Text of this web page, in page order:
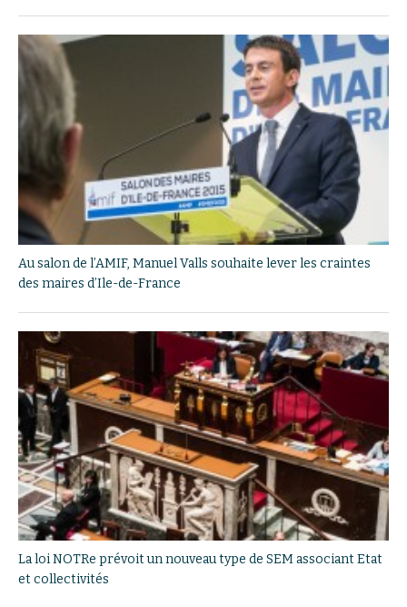
Au salon de l’AMIF, Manuel Valls souhaite lever les craintes
des maires d’Ile-de-France
La loi NOTRe prévoit un nouveau type de SEM associant Etat
et collectivités